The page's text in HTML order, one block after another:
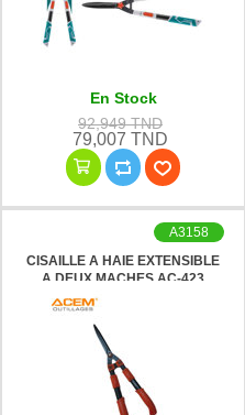
En Stock
92,949 TND
79,007 TND
CISAILLE A HAIE EXTENSIBLE
A DEUX MACHES AC-423
A3158